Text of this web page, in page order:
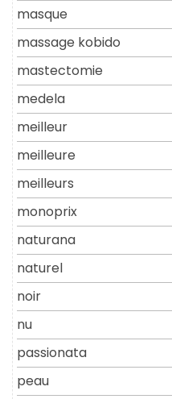
masque
massage kobido
mastectomie
medela
meilleur
meilleure
meilleurs
monoprix
naturana
naturel
noir
nu
passionata
peau